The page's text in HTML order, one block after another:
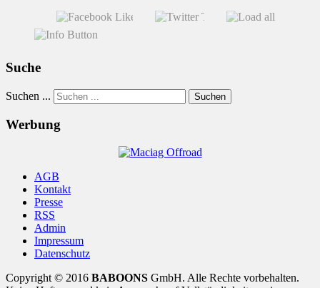
Suche
Suchen ... Suchen
Werbung
AGB
Kontakt
Presse
RSS
Admin
Impressum
Datenschutz
Copyright © 2016 BABOONS GmbH. Alle Rechte vorbehalten.